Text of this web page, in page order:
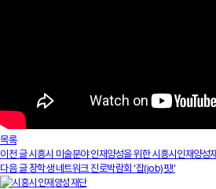
목록
이전 글시흥시 미술분야 인재양성을 위한 시흥시인재양성
다음 글장학생 네트워크 진로박람회 ‘잡(job)핏!’